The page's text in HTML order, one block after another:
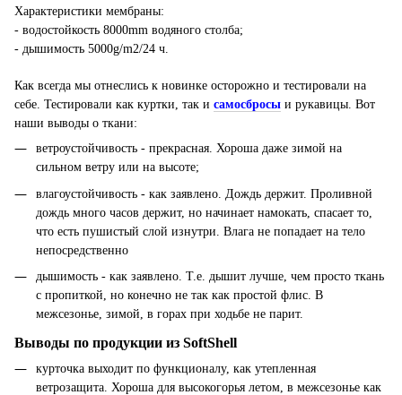
Характеристики мембраны:
- водостойкость 8000mm водяного столба;
- дышимость 5000g/m2/24 ч.
Как всегда мы отнеслись к новинке осторожно и тестировали на
себе. Тестировали как куртки, так и самосбросы и рукавицы. Вот
наши выводы о ткани:
ветроустойчивость - прекрасная. Хороша даже зимой на
сильном ветру или на высоте;
влагоустойчивость - как заявлено. Дождь держит. Проливной
дождь много часов держит, но начинает намокать, спасает то,
что есть пушистый слой изнутри. Влага не попадает на тело
непосредственно
дышимость - как заявлено. Т.е. дышит лучше, чем просто ткань
с пропиткой, но конечно не так как простой флис. В
межсезонье, зимой, в горах при ходьбе не парит.
Выводы по продукции из SoftShell
курточка выходит по функционалу, как утепленная
ветрозащита. Хороша для высокогорья летом, в межсезонье как